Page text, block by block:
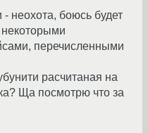
неохота, боюсь будет
перечисленными
расчитаная на
Ща посмотрю что за